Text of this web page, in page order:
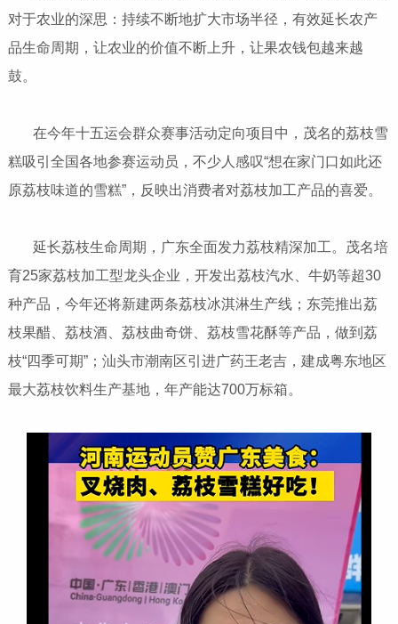
对于农业的深思：持续不断地扩大市场半径，有效延长农产
品生命周期，让农业的价值不断上升，让果农钱包越来越
鼓。
在今年十五运会群众赛事活动定向项目中，茂名的荔枝雪
糕吸引全国各地参赛运动员，不少人感叹“想在家门口如此还
原荔枝味道的雪糕”，反映出消费者对荔枝加工产品的喜爱。
延长荔枝生命周期，广东全面发力荔枝精深加工。茂名培
育25家荔枝加工型龙头企业，开发出荔枝汽水、牛奶等超30
种产品，今年还将新建两条荔枝冰淇淋生产线；东莞推出荔
枝果醋、荔枝酒、荔枝曲奇饼、荔枝雪花酥等产品，做到荔
枝“四季可期”；汕头市潮南区引进广药王老吉，建成粤东地区
最大荔枝饮料生产基地，年产能达700万标箱。